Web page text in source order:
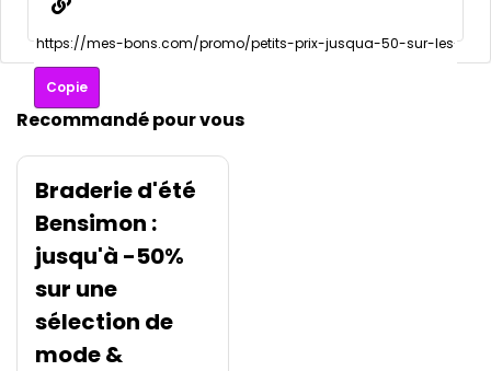
Copie
Recommandé pour vous
Braderie d'été
Bensimon :
jusqu'à -50%
sur une
sélection de
mode &